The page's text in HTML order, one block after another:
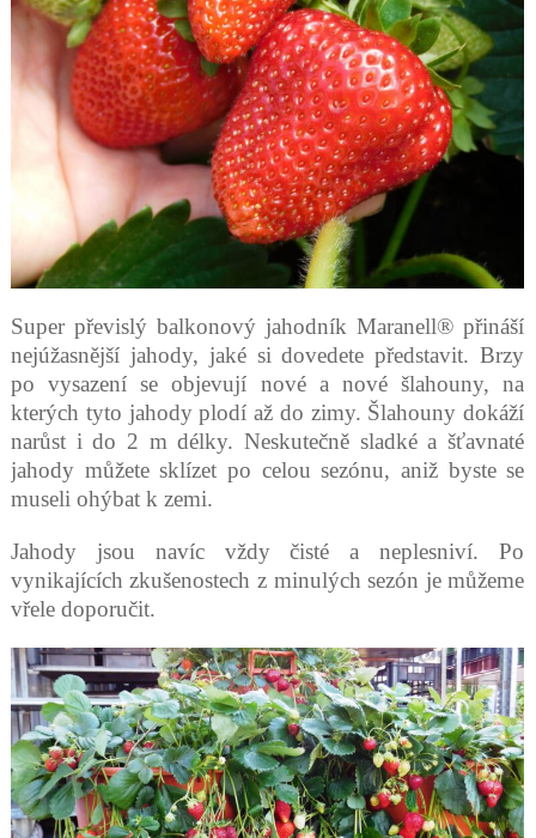
Super převislý balkonový jahodník Maranell® přináší
nejúžasnější jahody, jaké si dovedete představit. Brzy
povysazení se objevují nové a nové šlahouny, na
kterých tyto jahody plodí až do zimy. Šlahouny dokáží
narůst i do 2 mdélky. Neskutečně sladké a šťavnaté
jahody můžete sklízet po celou sezónu, aniž byste se
museli ohýbat k zemi.
Jahody jsou navíc vždy čisté a neplesniví. Po
vynikajících zkušenostech z minulých sezón je můžeme
vřele doporučit.